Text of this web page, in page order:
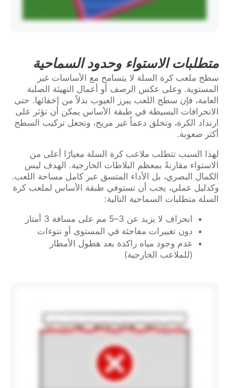
متطلبات الاستواء وحدود السماحية
سطح ملعب كرة السلة لا يتسامح مع الأساسات غير
المستوية. وعلى عكس الرصف أو أعمال التهيئة الصلبة
العامة، فإن سطح اللعب يبرز العيوب بدلاً من إخفائها. حتى
الانحرافات البسيطة في طبقة الأساس يمكن أن تؤثر على
ارتداد الكرة، وتخلق دعماً غير مريح، وتجعل تركيب السطح
أكثر صعوبة.
لهذا السبب تتطلب ملاعب كرة السلة معيارًا أعلى من
الاستواء مقارنةً بمعظم البلاطات الخارجية. الهدف ليس
الكمال البصري، بل الأداء المتسق عبر كامل مساحة اللعب.
وكدليل عملي، يجب أن تستوفي طبقة الأساس لملعب كرة
السلة متطلبات السماحية التالية:
انحراف لا يزيد عن 3–5 مم على مسافة 3 أمتار
دون تغييرات مفاجئة في المستوى أو نتوءات
عدم وجود مياه راكدة بعد هطول الأمطار
(للملاعب الخارجية)